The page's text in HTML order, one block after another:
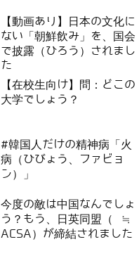
【動画あり】日本の文化に
ない「朝鮮飲み」を、国会
で披露（ひろう）されまし
た
【在校生向け】問：どこの
大学でしょう？
#韓国人だけの精神病「火
病（ひびょう、ファビョ
ン）」
今度の敵は中国なんでしょ
う？もう、日英同盟（ ≒
ACSA）が締結されました